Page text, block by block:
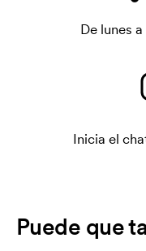
De lunes
Inicia el
Puede que